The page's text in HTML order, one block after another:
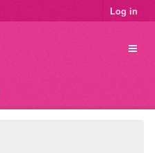
Log in